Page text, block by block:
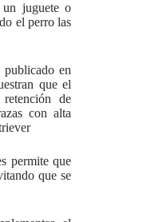
un juguete o
el perro las
en
que el
de
con alta
permite que
que se